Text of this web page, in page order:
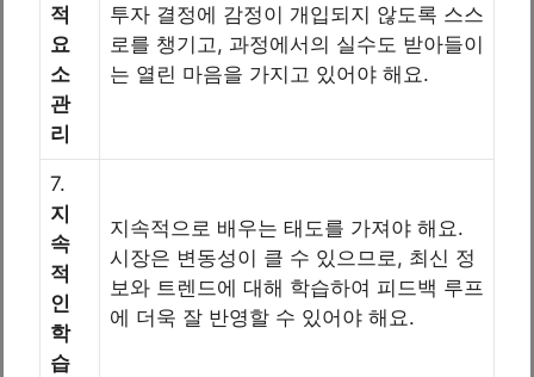
적
요
소
관
리
투자 결정에 감정이 개입되지 않도록 스스
로를 챙기고, 과정에서의 실수도 받아들이
는 열린 마음을 가지고 있어야 해요.
7.
지
속
적
인
학
습
지속적으로 배우는 태도를 가져야 해요.
시장은 변동성이 클 수 있으므로, 최신 정
보와 트렌드에 대해 학습하여 피드백 루프
에 더욱 잘 반영할 수 있어야 해요.